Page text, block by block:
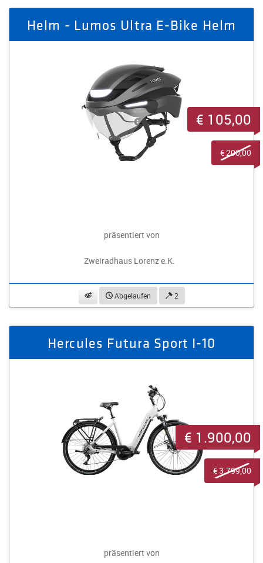
Helm - Lumos Ultra E-Bike Helm
präsentiert von
Zweiradhaus Lorenz e.K.
beobachtenAbgelaufen 2
€ 105,00
€ 200,00
Hercules Futura Sport I-10
präsentiert von
€ 1.900,00
€ 3.799,00